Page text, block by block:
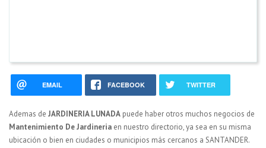
EMAIL FACEBOOK TWITTER
Ademas de JARDINERIA LUNADA puede haber otros muchos negocios de
Mantenimiento De Jardineria en nuestro directorio, ya sea en su misma
ubicación o bien en ciudades o municipios más cercanos a SANTANDER.